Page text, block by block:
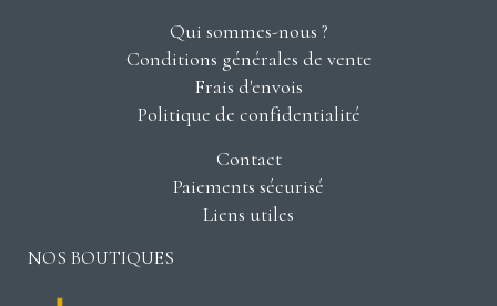
Qui sommes-nous ?
Conditions générales de vente
Frais d'envois
Politique de confidentialité
Contact
Paiements sécurisé
Liens utiles
NOS BOUTIQUES